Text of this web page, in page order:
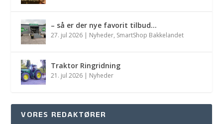
– så er der nye favorit tilbud…
27. jul 2026 | Nyheder, SmartShop Bakkelandet
Traktor Ringridning
21. jul 2026 | Nyheder
VORES REDAKTØRER